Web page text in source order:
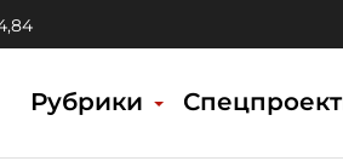
Рубрики